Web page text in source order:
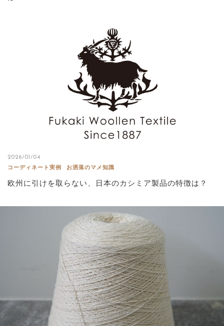
2026/01/04
コーディネート実例
お洒落のマメ知識
欧州に引けを取らない、日本のカシミア製品の特徴は？